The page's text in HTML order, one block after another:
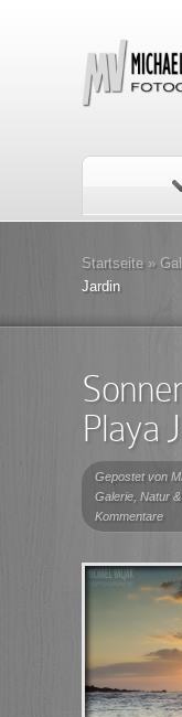
Startseite »
Jardin
Playa
Gepostet von
Galerie Natur
Kommentare